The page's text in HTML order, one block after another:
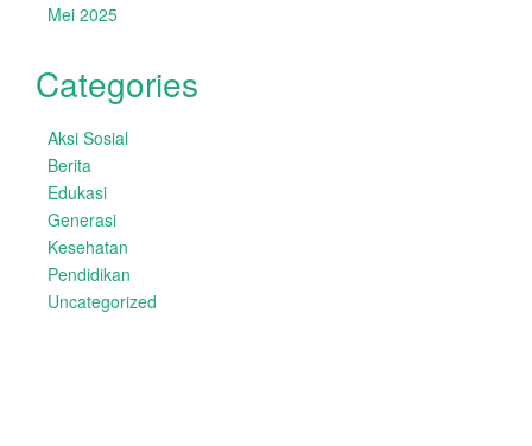
Mei 2025
Categories
Aksi Sosial
Berita
Edukasi
Generasi
Kesehatan
Pendidikan
Uncategorized